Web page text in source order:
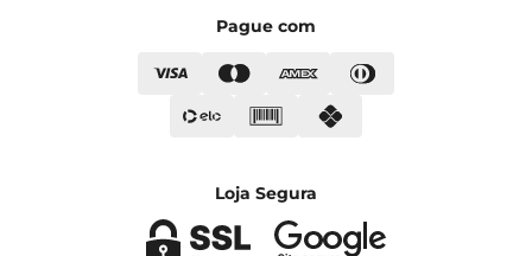
Pague com
Loja Segura